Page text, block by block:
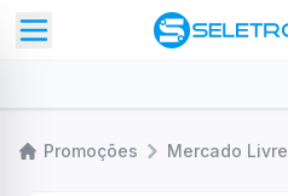
Promoções Mercado Livre